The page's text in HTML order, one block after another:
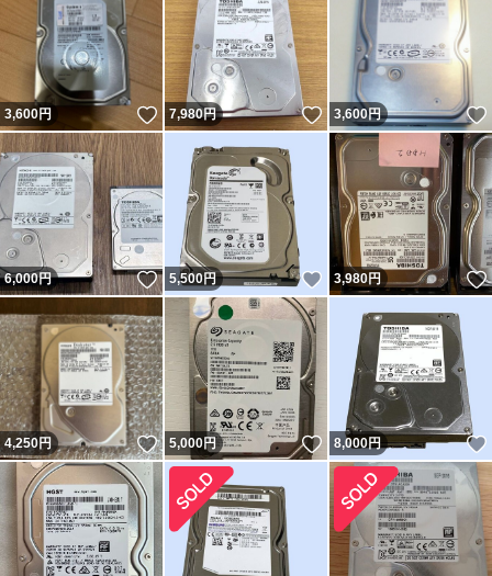
3,600円 いいね！
7,980円 いいね！
3,600円
6,000円 いいね！
5,500円 いいね！
3,980円
4,250円 いいね！
5,000円 いいね！
8,000円